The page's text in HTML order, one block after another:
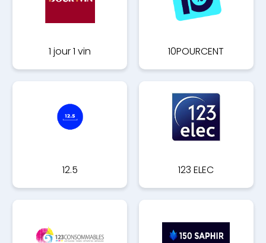
1 jour 1 vin 10POURCENT
12.5 123 ELEC